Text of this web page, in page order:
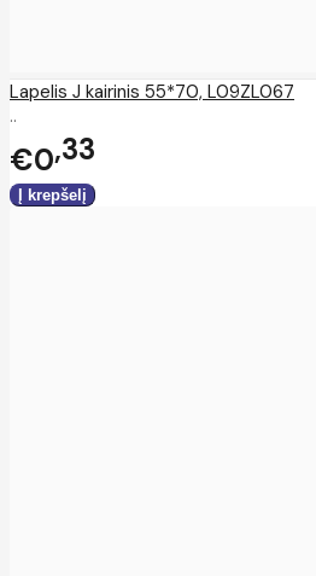
Lapelis J kairinis 55*70, L09ZL067
..
€0 33